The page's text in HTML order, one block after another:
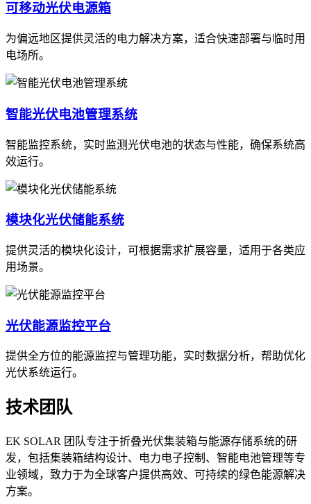
可移动光伏电源箱
为偏远地区提供灵活的电力解决方案，适合快速部署与临时用
电场所。
智能光伏电池管理系统
智能监控系统，实时监测光伏电池的状态与性能，确保系统高
效运行。
模块化光伏储能系统
提供灵活的模块化设计，可根据需求扩展容量，适用于各类应
用场景。
光伏能源监控平台
提供全方位的能源监控与管理功能，实时数据分析，帮助优化
光伏系统运行。
技术团队
EK SOLAR 团队专注于折叠光伏集装箱与能源存储系统的研
发，包括集装箱结构设计、电力电子控制、智能电池管理等专
业领域，致力于为全球客户提供高效、可持续的绿色能源解决
方案。